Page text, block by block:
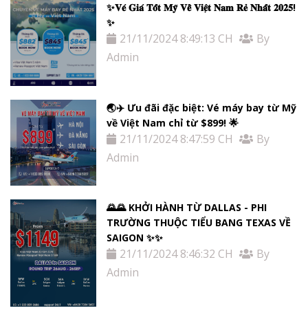
✨𝐕𝐞́ 𝐆𝐢𝐚́ 𝐓𝐨̂́𝐭 𝐌𝐲̃ 𝐕𝐞̂̀ 𝐕𝐢𝐞̣̂𝐭 𝐍𝐚𝐦 𝐑𝐞̉ 𝐍𝐡𝐚̂́𝐭 𝟐𝟎𝟐𝟓!
✨
21/11/2024 8:49:13 CH
By
Admin
🌏✈️ Ưu đãi đặc biệt: Vé máy bay từ Mỹ
về Việt Nam chỉ từ $899! 🌟
21/11/2024 8:47:59 CH
By
Admin
🌄🌄 KHỞI HÀNH TỪ DALLAS - PHI
TRƯỜNG THUỘC TIỂU BANG TEXAS VỀ
SAIGON ✨✨
21/11/2024 8:46:32 CH
By
Admin